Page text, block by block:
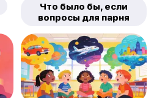
Что было бы, если
вопросы для парня